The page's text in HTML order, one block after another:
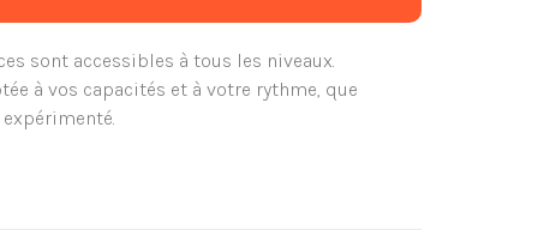
sont accessibles à tous les niveaux.
à vos capacités et à votre rythme, que